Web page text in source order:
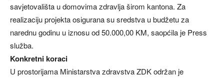
savjetovališta u domovima zdravlja širom kantona. Za
realizaciju projekta osigurana su sredstva u budžetu za
narednu godinu u iznosu od 50.000,00 KM, saopćila je Press
služba.
Konkretni koraci
U prostorijama Ministarstva zdravstva ZDK održan je